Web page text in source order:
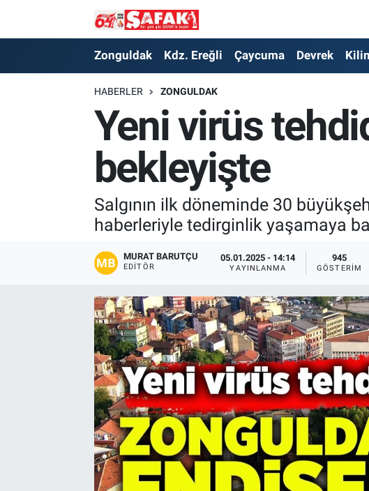
Zonguldak Kdz. Ereğli Çaycuma Devrek
HABERLER ZONGULDAK
Yeni virüs
bekleyişte
Salgının ilk döneminde 30
haberleriyle tedirginlik yaşamaya
MURAT BARUTÇU
EDITÖR
05.01.2025 - 14:14
YAYINLANMA
945
GÖSTERIM
Zonguldak
Kdz. Ereğli
Resmi İlan
Zonguldak Nöbetçi Eczaneler
Zonguldak Hava Durumu
Zonguldak Namaz Vakitleri
Zonguldak Trafik Yoğunluk Haritası
Süper Lig Puan Durumu ve Fikstür
Tüm Manşetler
Son Dakika Haberleri
Haber Arşivi